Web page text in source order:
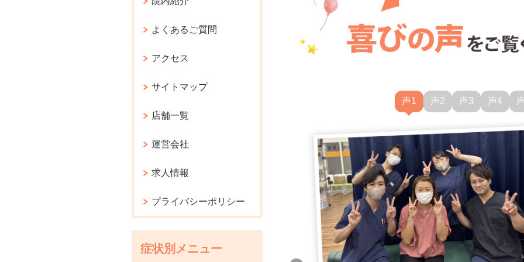
声1 声2 声3 声4
よくあるご質問
アクセス
サイトマップ
店舗一覧
運営会社
求人情報
プライバシーポリシー
症状別メニュー